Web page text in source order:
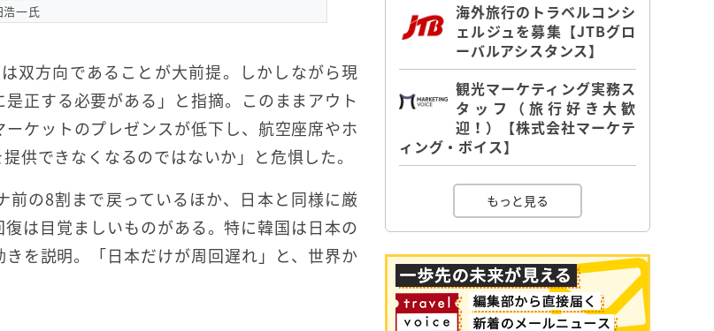
浩一氏
双方向であることが大前提。しかしながら現
正する必要がある」と指摘。このままアウト
ケットのプレゼンスが低下し、航空座席やホ
供できなくなるのではないか」と危惧した。
の8割まで戻っているほか、日本と同様に厳
は目覚ましいものがある。特に韓国は日本の
を説明。「日本だけが周回遅れ」と、世界か
海外旅行のトラベルコンシ
ェルジュを募集【JTBグロ
ーバルアシスタンス】
観光マーケティング実務ス
タッフ（旅行好き大歓
迎！）【株式会社マーケテ
ィング・ボイス】
もっと見る